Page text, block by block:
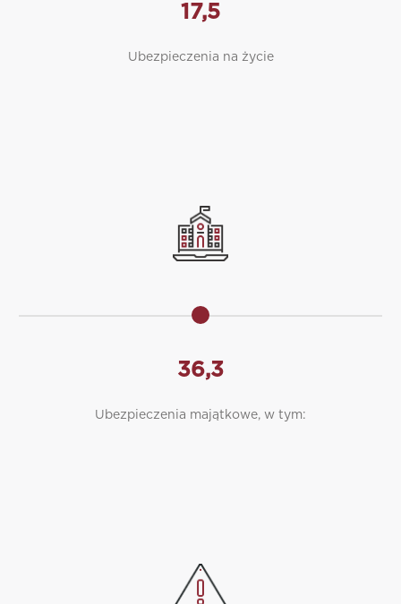
17,5
Ubezpieczenia na życie
36,3
Ubezpieczenia majątkowe, w tym: